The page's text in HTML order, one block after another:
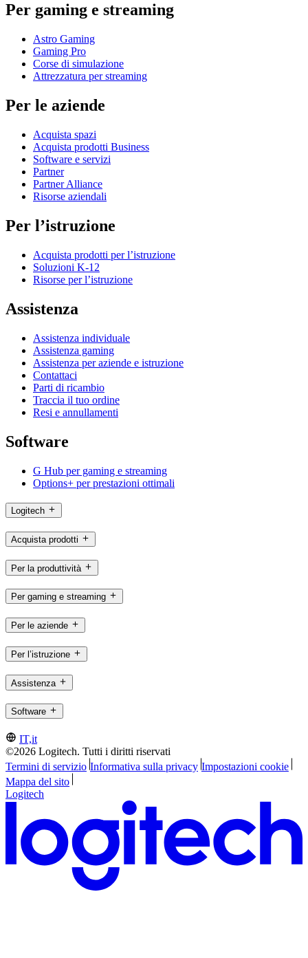
Per gaming e streaming
Astro Gaming
Gaming Pro
Corse di simulazione
Attrezzatura per streaming
Per le aziende
Acquista spazi
Acquista prodotti Business
Software e servizi
Partner
Partner Alliance
Risorse aziendali
Per l’istruzione
Acquista prodotti per l’istruzione
Soluzioni K-12
Risorse per l’istruzione
Assistenza
Assistenza individuale
Assistenza gaming
Assistenza per aziende e istruzione
Contattaci
Parti di ricambio
Traccia il tuo ordine
Resi e annullamenti
Software
G Hub per gaming e streaming
Options+ per prestazioni ottimali
Logitech
Acquista prodotti
Per la produttività
Per gaming e streaming
Per le aziende
Per l’istruzione
Assistenza
Software
IT,it
©2026 Logitech. Tutti i diritti riservati
Termini di servizio Informativa sulla privacy Impostazioni cookie
Mappa del sito
Logitech